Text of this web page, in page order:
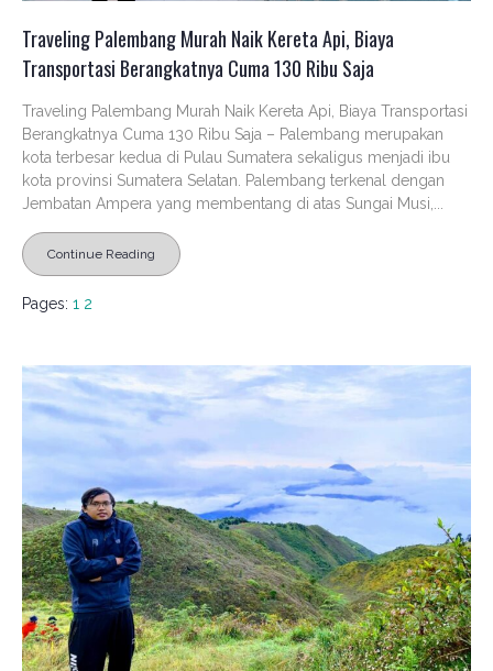
Traveling Palembang Murah Naik Kereta Api, Biaya
Transportasi Berangkatnya Cuma 130 Ribu Saja
Traveling Palembang Murah Naik Kereta Api, Biaya Transportasi
Berangkatnya Cuma 130 Ribu Saja – Palembang merupakan
kota terbesar kedua di Pulau Sumatera sekaligus menjadi ibu
kota provinsi Sumatera Selatan. Palembang terkenal dengan
Jembatan Ampera yang membentang di atas Sungai Musi,...
Continue Reading
Pages: 1 2